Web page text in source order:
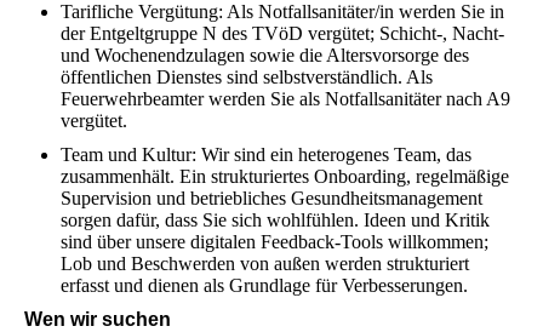
Tarifliche Vergütung: Als Notfallsanitäter/in werden Sie in
der Entgeltgruppe N des TVöD vergütet; Schicht-, Nacht-
und Wochenendzulagen sowie die Altersvorsorge des
öffentlichen Dienstes sind selbstverständlich. Als
Feuerwehrbeamter werden Sie als Notfallsanitäter nach A9
vergütet.
Team und Kultur: Wir sind ein heterogenes Team, das
zusammenhält. Ein strukturiertes Onboarding, regelmäßige
Supervision und betriebliches Gesundheitsmanagement
sorgen dafür, dass Sie sich wohlfühlen. Ideen und Kritik
sind über unsere digitalen Feedback‑Tools willkommen;
Lob und Beschwerden von außen werden strukturiert
erfasst und dienen als Grundlage für Verbesserungen.
Wen wir suchen